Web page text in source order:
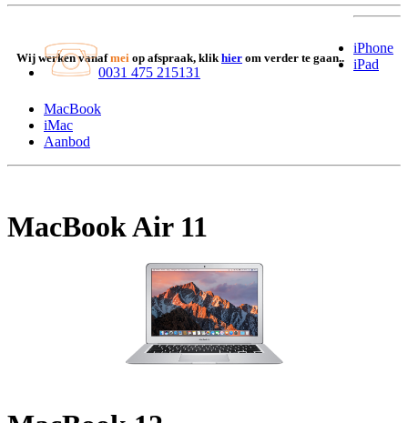
0031 475 215131
Wij werken vanafmei op afspraak, klik hier om verder te gaan..
iPhone
iPad
MacBook
iMac
Aanbod
MacBook Air 11